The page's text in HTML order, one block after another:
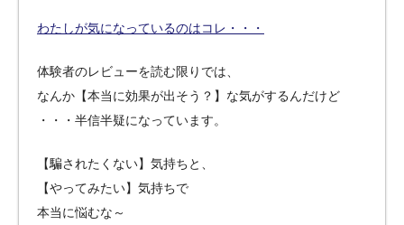
わたしが気になっているのはコレ・・・
体験者のレビューを読む限りでは、
なんか【本当に効果が出そう？】な気がするんだけど
・・・半信半疑になっています。
【騙されたくない】気持ちと、
【やってみたい】気持ちで
本当に悩むな～